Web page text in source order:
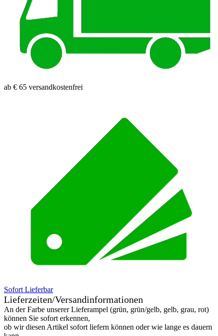
ab € 65 versandkostenfrei
Sofort Lieferbar
Lieferzeiten/Versandinformationen
An der Farbe unserer Lieferampel (grün, grün/gelb, gelb, grau, rot)
können Sie sofort erkennen,
ob wir diesen Artikel sofort liefern können oder wie lange es dauern